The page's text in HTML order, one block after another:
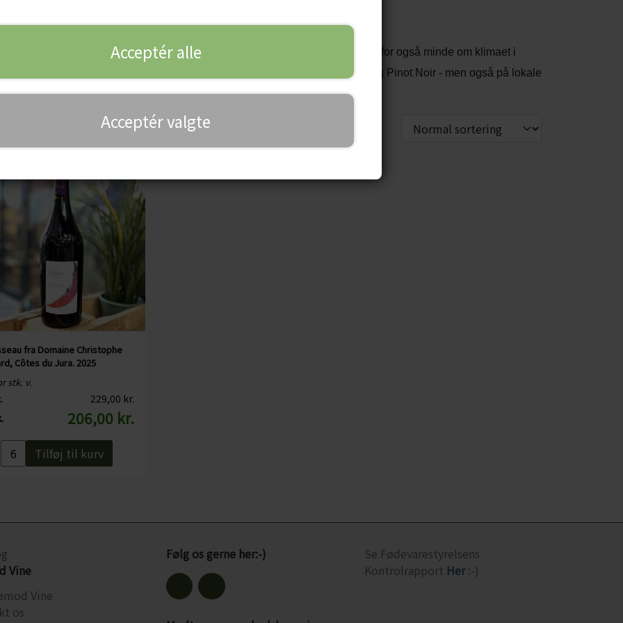
og ligger i store træk mellem Bourgogne og Schweiz. Klimaet i Jura kan derfor også minde om klimaet i
produceres der vine på de to helt store internationale druer, Chardonnay og Pinot Noir - men også på lokale
Savagnin.
fra Domaine Christophe
Côtes du Jura. 2025
stk. v.
229,00 kr.
206,00 kr.
Tilføj til kurv
Vine
Vine
os
Følg os gerne her:-)
Se Fødevarestyrelsens
Kontrolrapport Her:-)
Acceptér alle
Acceptér valgte